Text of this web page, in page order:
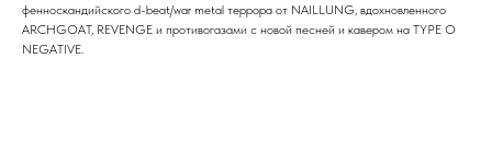
фенноскандийского d-beat/war metal террора от NAILLUNG, вдохновленного
ARCHGOAT, REVENGE и противогазами с новой песней и кавером на TYPE O
NEGATIVE.